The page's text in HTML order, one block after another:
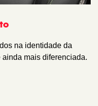
na identidade da
mais diferenciada.